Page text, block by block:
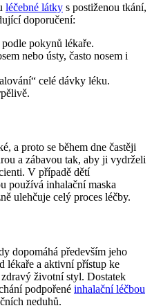
léčebné látky s postiženou tkání,
doporučení:
pokynů lékaře.
nebo ústy, často nosem i
celé dávky léku.
a proto se během dne častěji
a zábavou tak, aby ji vydrželi
V případě dětí
používá inhalační maska
ulehčuje celý proces léčby.
dopomáhá především jeho
lékaře a aktivní přístup ke
životní styl. Dostatek
podpořené inhalační léčbou
neduhů.